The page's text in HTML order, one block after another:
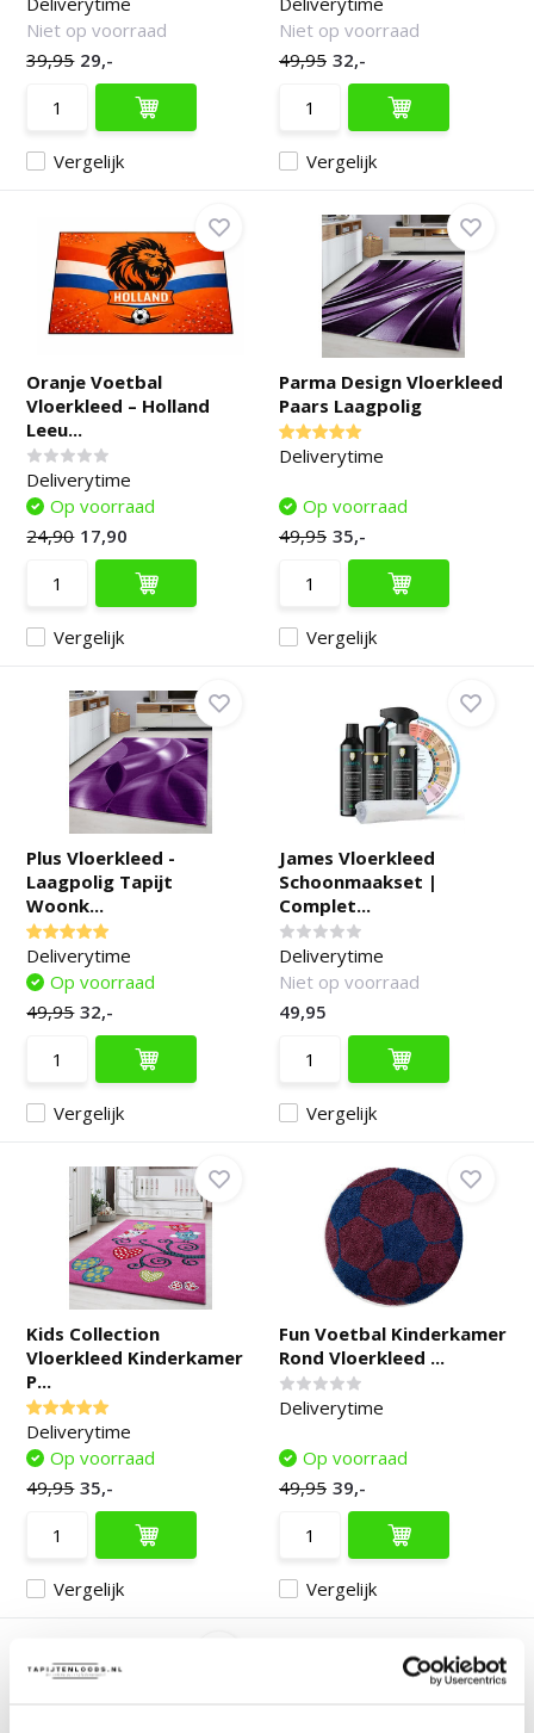
Vergelijk
Niet op voorraad
39,95 29,-
Vergelijk
Niet op voorraad
49,95 32,-
Oranje Voetbal
Vloerkleed – Holland
Leeu...
Deliverytime
Vergelijk
Op voorraad
24,90 17,90
Parma Design Vloerkleed
Paars Laagpolig
Deliverytime
Vergelijk
Op voorraad
49,95 35,-
Plus Vloerkleed -
Laagpolig Tapijt
Woonk...
Deliverytime
Vergelijk
Op voorraad
49,95 32,-
James Vloerkleed
Schoonmaakset |
Complet...
Deliverytime
Vergelijk
Niet op voorraad
49,95
Kids Collection
Vloerkleed Kinderkamer
P...
Deliverytime
Vergelijk
Op voorraad
49,95 35,-
Fun Voetbal Kinderkamer
Rond Vloerkleed ...
Deliverytime
Vergelijk
Op voorraad
49,95 39,-